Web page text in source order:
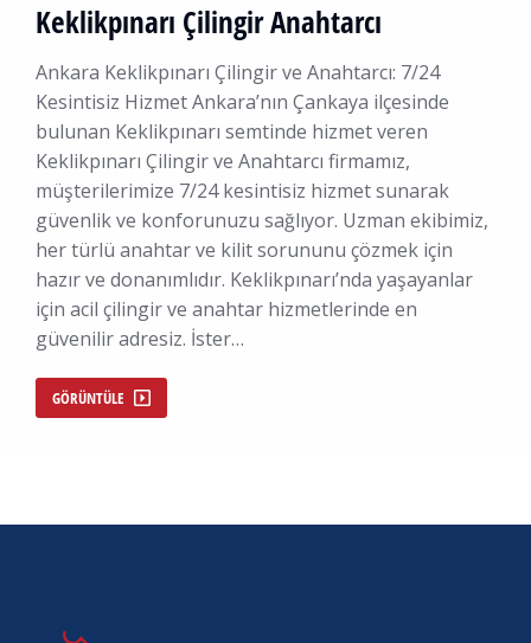
Keklikpınarı Çilingir Anahtarcı
Ankara Keklikpınarı Çilingir ve Anahtarcı: 7/24
Kesintisiz Hizmet Ankara’nın Çankaya ilçesinde
bulunan Keklikpınarı semtinde hizmet veren
Keklikpınarı Çilingir ve Anahtarcı firmamız,
müşterilerimize 7/24 kesintisiz hizmet sunarak
güvenlik ve konforunuzu sağlıyor. Uzman ekibimiz,
her türlü anahtar ve kilit sorununu çözmek için
hazır ve donanımlıdır. Keklikpınarı’nda yaşayanlar
için acil çilingir ve anahtar hizmetlerinde en
güvenilir adresiz. İster…
GÖRÜNTÜLE